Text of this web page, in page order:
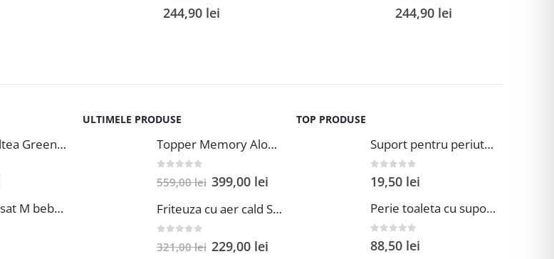
out of 5
244,90 lei out of 5
244,90 lei
Topper Saltea Green Future Basic Confort 80x190 cm Spuma Poliuretanica Elastica Husa PES 100%
Saltea infasat M bebeluca 38x70 cm spuma PVC lavabila pentru confort si siguranta bebelusului
ULTIMELE PRODUSE
Topper Memory Aloe Vera
559,00lei 399,00 lei
Friteuza cu aer cald Samus AF5-S1400DW
321,00lei 229,00 lei
TOP PRODUSE
Suport pentru periute si pasta de dinti Wenko Brasil Petrol 7.3 x 10.3 cm plastic verde inchis
out of 5
19,50 lei
Perie toaleta cu suport Wenko Brasil Petrol 10x37 cm plastic verde inchis
out of 5
88,50 lei